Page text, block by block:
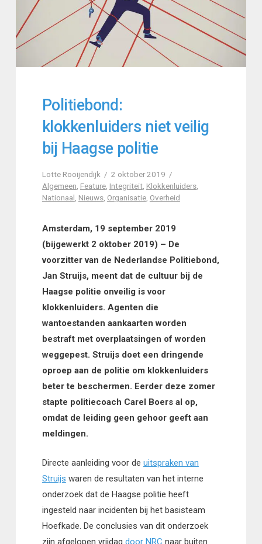
Politiebond:
klokkenluiders niet veilig
bij Haagse politie
Lotte Rooijendijk
2 oktober 2019
Algemeen Feature, Integriteit, Klokkenluiders,
Nationaal Nieuws, Organisatie, Overheid
Amsterdam, 19 september 2019
(bijgewerkt 2 oktober 2019) – De
voorzitter van de Nederlandse Politiebond,
Jan Struijs, meent dat de cultuur bij de
Haagse politie onveilig is voor
klokkenluiders. Agenten die
wantoestanden aankaarten worden
bestraft met overplaatsingen of worden
weggepest. Struijs doet een dringende
oproep aan de politie om klokkenluiders
beter te beschermen. Eerder deze zomer
stapte politiecoach Carel Boers al op,
omdat de leiding geen gehoor geeft aan
meldingen.
Directe aanleiding voor de uitspraken van
Struijs waren de resultaten van het interne
onderzoek dat de Haagse politie heeft
ingesteld naar incidenten bij het basisteam
Hoefkade. De conclusies van dit onderzoek
zijn afgelopen vrijdag door NRC naar buiten